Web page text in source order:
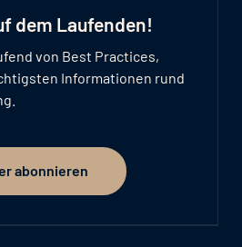
dem Laufenden!
von Best Practices,
Informationen rund
abonnieren